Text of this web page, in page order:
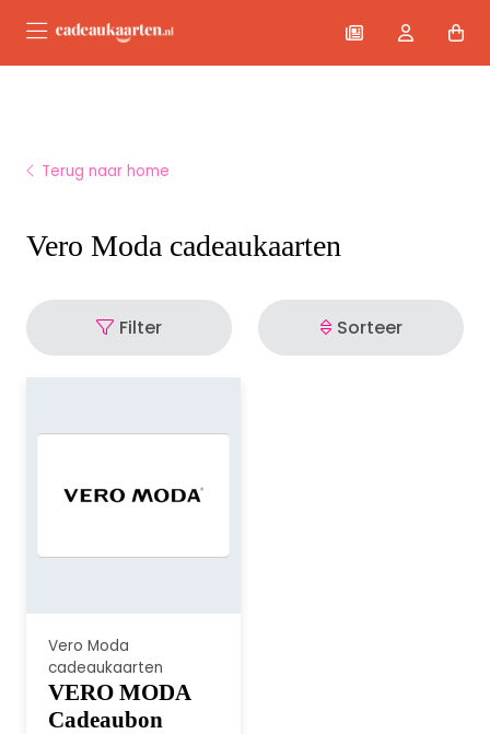
Terug naar home
Vero Moda cadeaukaarten
Filter Sorteer
Vero Moda
cadeaukaarten
VERO MODA
Cadeaubon